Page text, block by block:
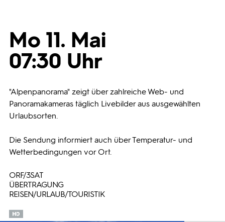
Trailer
Bilder
Programmwochen
Mo 11. Mai
07:30 Uhr
"Alpenpanorama" zeigt über zahlreiche Web- und
Panoramakameras täglich Livebilder aus ausgewählten
Urlaubsorten.
Die Sendung informiert auch über Temperatur- und
Wetterbedingungen vor Ort.
ORF/3SAT
ÜBERTRAGUNG
REISEN/URLAUB/TOURISTIK